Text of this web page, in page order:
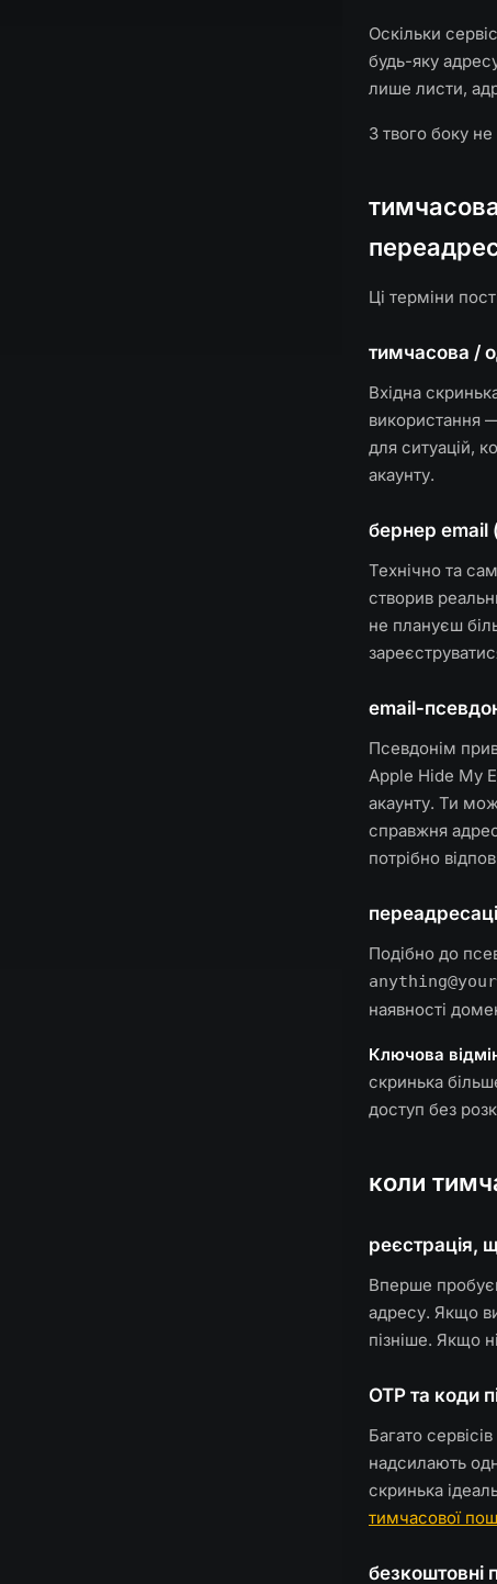
Оскільки
будь-яку
лише листи,
З твого боку
Ці терміни
тимчасова /
Вхідна
використання
для ситуацій,
акаунту.
бернер email
Технічно та
створив
не плануєш
email-
Псевдонім
Apple Hide My
акаунту. Ти
справжня
потрібно
Подібно до
наявності
Ключова
скринька
доступ без
коли
реєстрація,
Вперше
адресу. Якщо
пізніше. Якщо
OTP та коди
Багато
надсилають
скринька
тимчасової
безкоштовні